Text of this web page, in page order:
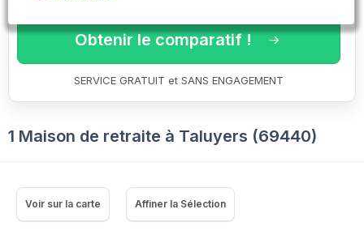
Obtenir le comparatif !
SERVICE GRATUIT et SANS ENGAGEMENT
1 Maison de retraite à Taluyers (69440)
Voir sur la carte Affiner la Sélection